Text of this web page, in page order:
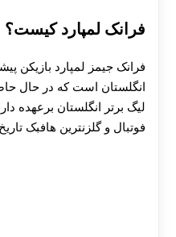
فرانک لمپارد کیست؟
فرانک جیمز لمپارد بازیکن
انگلستان است که در حال
لیگ برتر انگلستان برعهده
فوتبال و گلزنترین هافبک